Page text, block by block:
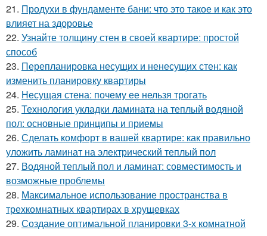
21. Продухи в фундаменте бани: что это такое и как это
влияет на здоровье
22. Узнайте толщину стен в своей квартире: простой
способ
23. Перепланировка несущих и ненесущих стен: как
изменить планировку квартиры
24. Несущая стена: почему ее нельзя трогать
25. Технология укладки ламината на теплый водяной
пол: основные принципы и приемы
26. Сделать комфорт в вашей квартире: как правильно
уложить ламинат на электрический теплый пол
27. Водяной теплый пол и ламинат: совместимость и
возможные проблемы
28. Максимальное использование пространства в
трехкомнатных квартирах в хрущевках
29. Создание оптимальной планировки 3-х комнатной